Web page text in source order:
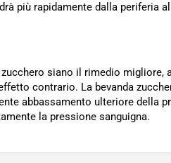
più rapidamente dalla periferia
siano il rimedio migliore,
contrario. La bevanda
abbassamento ulteriore della
la pressione sanguigna.